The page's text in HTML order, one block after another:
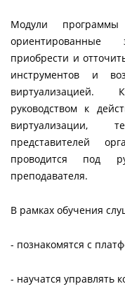
Модули
приобрести и
инструментов и
виртуализацией.
руководством к
виртуализации,
представителей
проводится под
преподавателя.
В рамках обучения
- познакомятся с
- научатся управлять